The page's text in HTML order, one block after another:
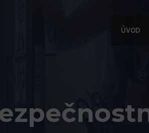
ÚVOD